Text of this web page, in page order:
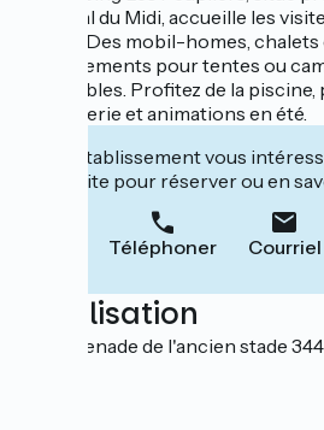
du Canal du Midi, accueille les
bateau. Des mobil-homes,
emplacements pour tentes ou
disponibles. Profitez de la
jeux, laverie et animations en été.
Cet établissement vous
leur site pour réserver ou en
Téléphoner Courriel
Localisation
7 promenade de l'ancien stade